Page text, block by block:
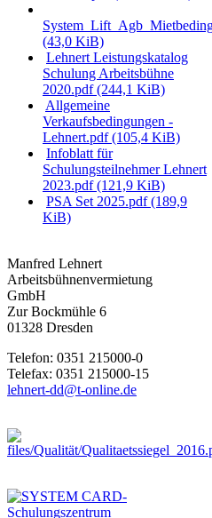
(43,0 KiB)
Lehnert Leistungskatalog
Schulung Arbeitsbühne
2020.pdf(244,1 KiB)
Allgemeine
Verkaufsbedingungen -
Lehnert.pdf(105,4 KiB)
Infoblatt für
Schulungsteilnehmer Lehnert
2023.pdf(121,9 KiB)
PSA Set 2025.pdf(189,9
KiB)
Manfred Lehnert
Arbeitsbühnenvermietung
GmbH
Zur Bockmühle 6
01328 Dresden
Telefon: 0351 215000-0
Telefax: 0351 215000-15
lehnert-dd@t-online.de